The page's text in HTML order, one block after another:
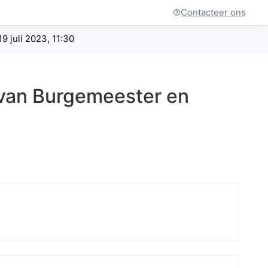
Contacteer ons
juli 2023, 11:30
Burgemeester en